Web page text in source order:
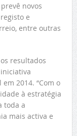
novos
e
entre outras
resultados
2014. “Com o
à estratégia
toda a
mais activa e